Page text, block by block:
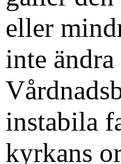
eller
inte
instabila
kyrkans